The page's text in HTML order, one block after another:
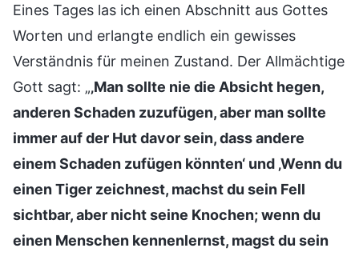
Eines Tages las ich einen Abschnitt aus Gottes
Worten und erlangte endlich ein gewisses
Verständnis für meinen Zustand. Der Allmächtige
Gott sagt: „‚Man sollte nie die Absicht hegen,
anderen Schaden zuzufügen, aber man sollte
immer auf der Hut davor sein, dass andere
einem Schaden zufügen könnten‘ und ‚Wenn du
einen Tiger zeichnest, machst du sein Fell
sichtbar, aber nicht seine Knochen; wenn du
einen Menschen kennenlernst, magst du sein